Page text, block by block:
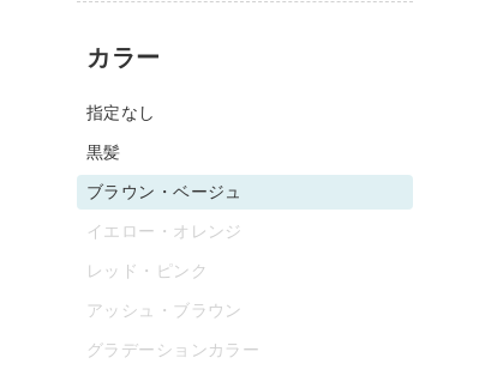
カラー
指定なし
黒髪
ブラウン・ベージュ
イエロー・オレンジ
レッド・ピンク
アッシュ・ブラウン
グラデーションカラー